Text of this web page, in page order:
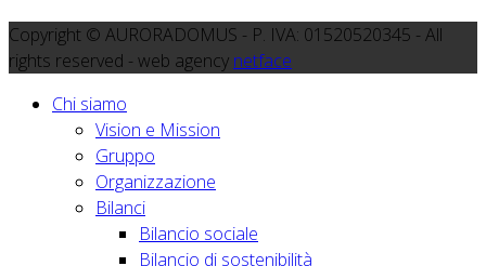
Copyright © AURORADOMUS - P. IVA: 01520520345 - All
rights reserved - web agency netface
Chi siamo
Vision e Mission
Gruppo
Organizzazione
Bilanci
Bilancio sociale
Bilancio di sostenibilità